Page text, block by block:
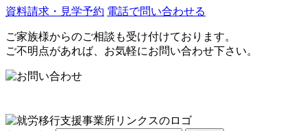
資料請求・見学予約 電話で問い合わせる
ご家族様からのご相談も受け付けております。
ご不明点があれば、お気軽にお問い合わせ下さい。